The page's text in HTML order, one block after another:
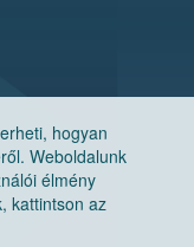
hogyan
Weboldalunk
élmény
kattintson az